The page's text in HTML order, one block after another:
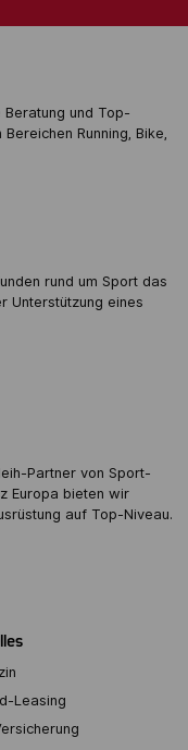
und Top-
Running, Bike,
rund um Sport das
Unterstützung eines
Partner von Sport-
Europa bieten wir
auf Top-Niveau.
Leasing